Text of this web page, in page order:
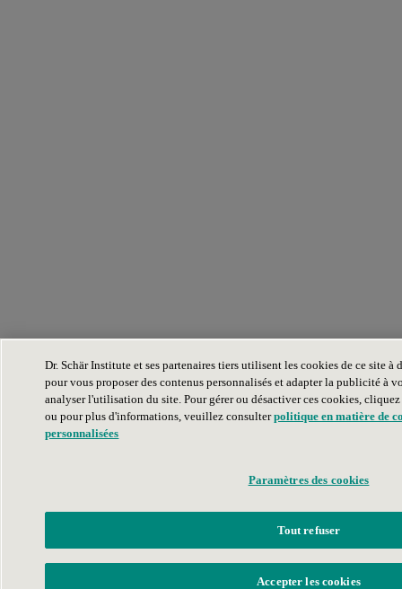
Dr. Schär Institute et ses partenaires tiers utilisent les cookies de ce site à
pour vous proposer des contenus personnalisés et adapter la publicité à
analyser l'utilisation du site. Pour gérer ou désactiver ces cookies, cliquez
ou pour plus d'informations, veuillez consulterpolitique en matière de
personnalisées
Paramètres des cookies
Tout refuser
Accepter les cookies